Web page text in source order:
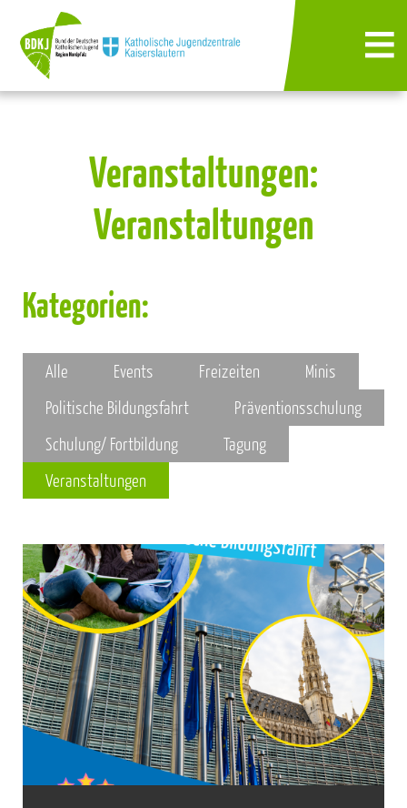
Veranstaltungen:
Veranstaltungen
Kategorien:
Alle Events Freizeiten
Minis
Politische Bildungsfahrt
Präventionsschulung
Schulung/ Fortbildung
Tagung
Veranstaltungen